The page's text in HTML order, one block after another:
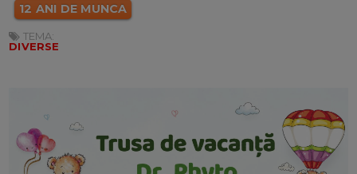
12 ANI DE MUNCA
TEMA:
DIVERSE